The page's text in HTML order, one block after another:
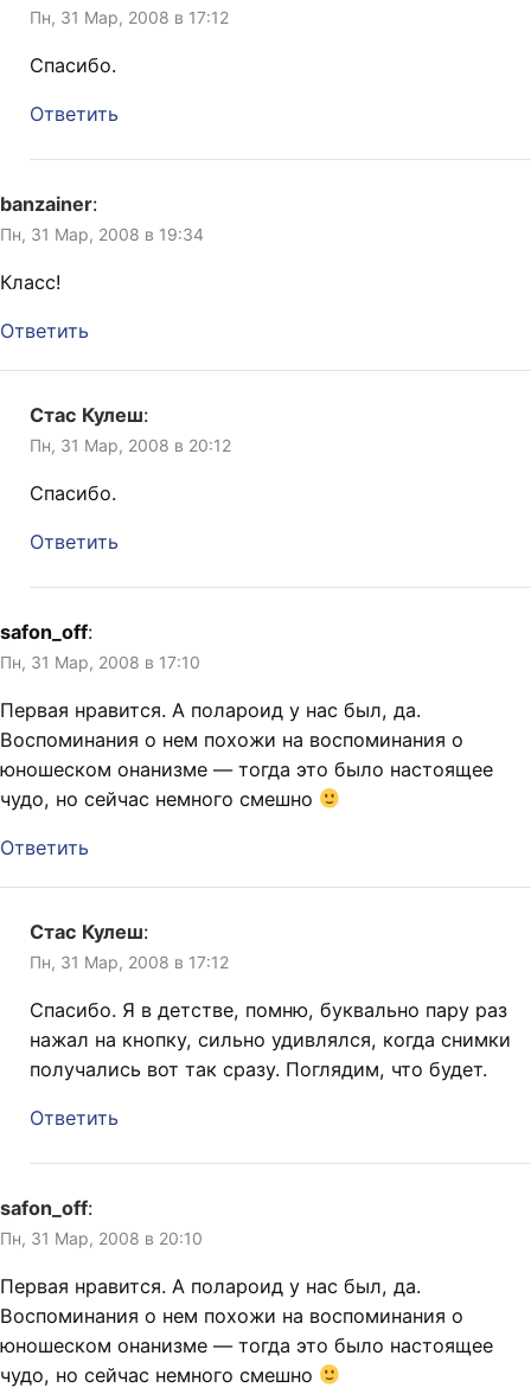
Пн, 31 Мар, 2008 в 17:12
Спасибо.
Ответить
banzainer:
Пн, 31 Мар, 2008 в 19:34
Класс!
Ответить
Стас Кулеш:
Пн, 31 Мар, 2008 в 20:12
Спасибо.
Ответить
safon_off:
Пн, 31 Мар, 2008 в 17:10
Первая нравится. А полароид у нас был, да.
Воспоминания о нем похожи на воспоминания о
юношеском онанизме — тогда это было настоящее
чудо, но сейчас немного смешно
Ответить
Стас Кулеш:
Пн, 31 Мар, 2008 в 17:12
Спасибо. Я в детстве, помню, буквально пару раз
нажал на кнопку, сильно удивлялся, когда снимки
получались вот так сразу. Поглядим, что будет.
Ответить
safon_off:
Пн, 31 Мар, 2008 в 20:10
Первая нравится. А полароид у нас был, да.
Воспоминания о нем похожи на воспоминания о
юношеском онанизме — тогда это было настоящее
чудо, но сейчас немного смешно